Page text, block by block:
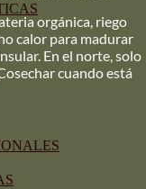
orgánica, riego
calor para madurar
En el norte, solo
cuando está